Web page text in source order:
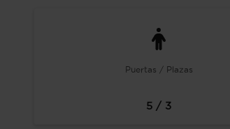
Puertas / Plazas
5 / 3